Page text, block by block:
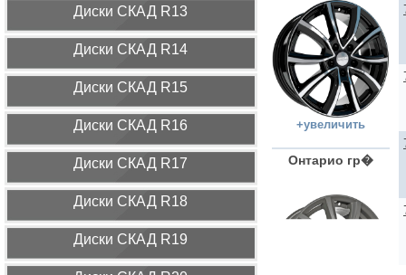
Диcки СКАД R13
Диcки СКАД R14
Диcки СКАД R15
Диcки СКАД R16
Диcки СКАД R17
Диcки СКАД R18
Диcки СКАД R19
+увеличить
Онтарио гр�